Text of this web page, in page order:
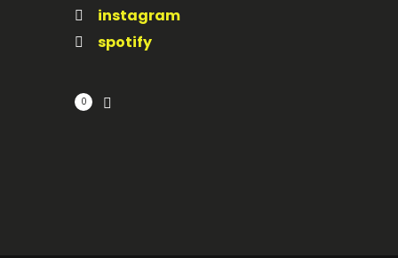
instagram
spotify
0